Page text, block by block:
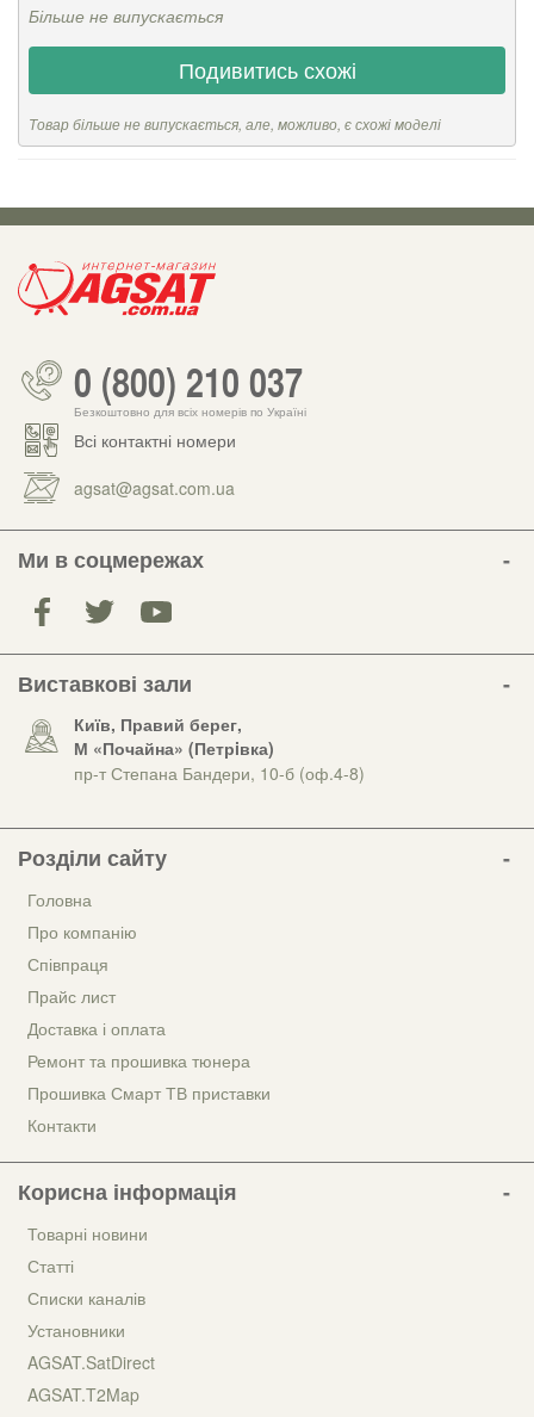
Більше не випускається
Подивитись схожі
Товар більше не випускається, але, можливо, є схожі моделі
0 (800) 210 037
Безкоштовно для всіх номерів по Україні
Всі контактні номери
agsat@agsat.com.ua
Ми в соцмережах
Виставкові зали
Київ, Правий берег,
М «Почайна» (Петрiвка)
пр-т Степана Бандери, 10-б (оф.4-8)
Розділи сайту
Головна
Про компанію
Співпраця
Прайс лист
Доставка і оплата
Ремонт та прошивка тюнера
Прошивка Смарт ТВ приставки
Контакти
Корисна інформація
Товарні новини
Статті
Списки каналів
Установники
AGSAT.SatDirect
AGSAT.T2Map